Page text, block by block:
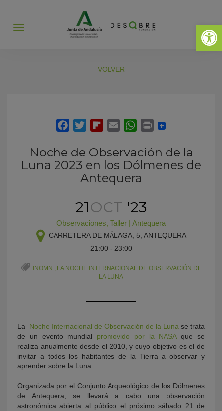
Abrir
Abrir
VOLVER
Noche de Observación de la
Luna 2023 en los Dólmenes de
Antequera
21OCT '23
Observaciones, Taller | Antequera
CARRETERA DE MÁLAGA, 5, ANTEQUERA
21:00 - 23:00
INOMN , LA NOCHE INTERNACIONAL DE OBSERVACIÓN DE
LA LUNA
La Noche Internacional de Observación de la Luna se trata
de un evento mundial promovido por la NASAque se
realiza anualmente desde el 2010, y cuyo objetivo es el de
invitar a todos los habitantes de la Tierra a observar y
aprender sobre la Luna.
Organizada por el Conjunto Arqueológico de los Dólmenes
de Antequera, se llevará a cabo una observación
astronómica abierta al público el próximo sábado 21 de